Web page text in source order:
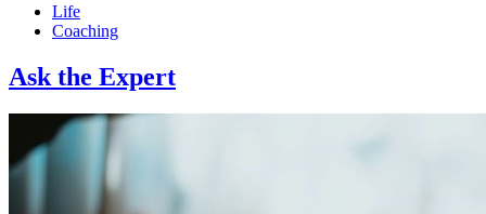
Life
Coaching
Ask the Expert